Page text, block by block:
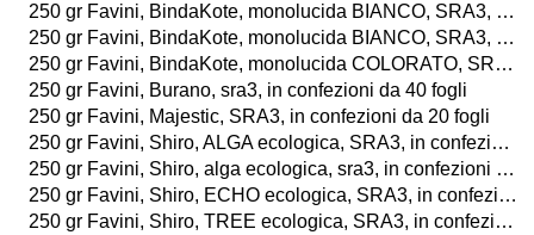
250 gr Favini, BindaKote, monolucida BIANCO, SRA3, in confezioni da 60 fogli
250 gr Favini, BindaKote, monolucida BIANCO, SRA3, in confezioni da 100 fogli
250 gr Favini, BindaKote, monolucida COLORATO, SRA3, in confezioni da 40 fogli
250 gr Favini, Burano, sra3, in confezioni da 40 fogli
250 gr Favini, Majestic, SRA3, in confezioni da 20 fogli
250 gr Favini, Shiro, ALGA ecologica, SRA3, in confezioni da 40 fogli
250 gr Favini, Shiro, alga ecologica, sra3, in confezioni da 40 fogli
250 gr Favini, Shiro, ECHO ecologica, SRA3, in confezioni da 40 fogli
250 gr Favini, Shiro, TREE ecologica, SRA3, in confezioni da 40 fogli